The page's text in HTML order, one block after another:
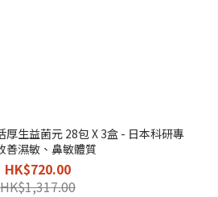
生益菌元 28包 X 3盒 - 日本科研專
善濕敏、鼻敏體質
HK$720.00
HK$1,317.00